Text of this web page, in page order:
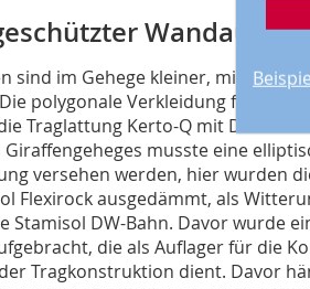
Wandaufbau
sind im Gehege kleiner, mit
polygonale Verkleidung fällt dem
Traglattung Kerto-Q mit Dicken
musste eine
versehen werden, hier wurden
Flexirock ausgedämmt, als
Stamisol DW-Bahn. Davor wurde
die als Auflager für die
Tragkonstruktion dient. Davor